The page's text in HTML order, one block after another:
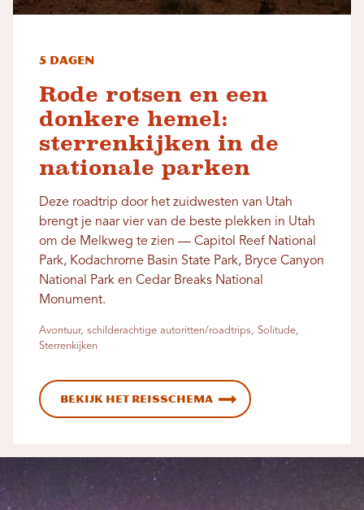
5 dagen
Rode rotsen en een
donkere hemel:
sterrenkijken in de
nationale parken
Deze roadtrip door het zuidwesten van Utah
brengt je naar vier van de beste plekken in Utah
om de Melkweg te zien — Capitol Reef National
Park, Kodachrome Basin State Park, Bryce Canyon
National Park en Cedar Breaks National
Monument.
Avontuur, schilderachtige autoritten/roadtrips, Solitude,
Sterrenkijken
Bekijk het reisschema